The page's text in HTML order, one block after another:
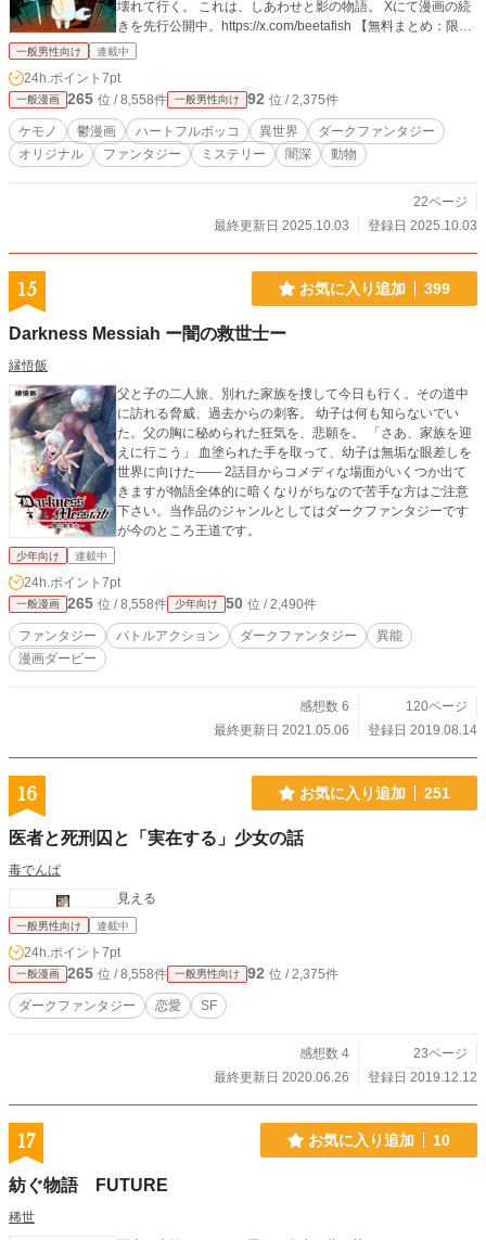
壊れて行く。 これは、しあわせと影の物語。 Xにて漫画の続
きを先行公開中。https://x.com/beetafish 【無料まとめ：限定
描き下ろし有】 https://www.amazon.co.jp/stores/author/B0D
一般男性向け 連載中
24h.ポイント 7pt
一般漫画 265 位 / 8,558件 一般男性向け 92 位 / 2,375件
ケモノ 鬱漫画 ハートフルボッコ 異世界
ダークファンタジー
オリジナル
ファンタジー ミステリー 闇深 動物
22ページ
最終更新日 2025.10.03
登録日 2025.10.03
15 お気に入り追加 399
Darkness Messiah ー闇の救世士ー
縁悟飯
父と子の二人旅、別れた家族を捜して今日も行く。その道中
に訪れる脅威、過去からの刺客。 幼子は何も知らないでい
た。父の胸に秘められた狂気を、悲願を。 「さあ、家族を迎
えに行こう」 血塗られた手を取って、幼子は無垢な眼差しを
世界に向けた—— 2話目からコメディな場面がいくつか出て
きますが物語全体的に暗くなりがちなので苦手な方はご注意
下さい。当作品のジャンルとしてはダークファンタジーです
が今のところ王道です。
少年向け 連載中
24h.ポイント 7pt
一般漫画 265 位 / 8,558件 少年向け 50 位 / 2,490件
ファンタジー バトルアクション ダークファンタジー
異能
漫画ダービー
感想数 6
120ページ
最終更新日 2021.05.06
登録日 2019.08.14
16 お気に入り追加 251
医者と死刑囚と「実在する」少女の話
毒でんぱ
見える
一般男性向け 連載中
24h.ポイント 7pt
一般漫画 265 位 / 8,558件 一般男性向け 92 位 / 2,375件
ダークファンタジー 恋愛 SF
感想数 4
23ページ
最終更新日 2020.06.26
登録日 2019.12.12
17 お気に入り追加 10
紡ぐ物語 FUTURE
稀世